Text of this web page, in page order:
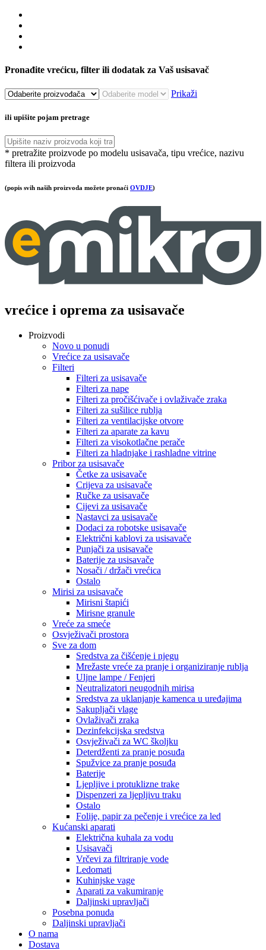
Pronađite vrećicu, filter ili dodatak za Vaš usisavač
Prikaži
ili upišite pojam pretrage
* pretražite proizvode po modelu usisavača, tipu vrećice, nazivu
filtera ili proizvoda
(popis svih naših proizvoda možete pronaći OVDJE)
vrećice i oprema za usisavače
Proizvodi
Novo u ponudi
Vrećice za usisavače
Filteri
Filteri za usisavače
Filteri za nape
Filteri za pročišćivače i ovlaživače zraka
Filteri za sušilice rublja
Filteri za ventilacijske otvore
Filteri za aparate za kavu
Filteri za visokotlačne perače
Filteri za hladnjake i rashladne vitrine
Pribor za usisavače
Četke za usisavače
Crijeva za usisavače
Ručke za usisavače
Cijevi za usisavače
Nastavci za usisavače
Dodaci za robotske usisavače
Električni kablovi za usisavače
Punjači za usisavače
Baterije za usisavače
Nosači / držači vrećica
Ostalo
Mirisi za usisavače
Mirisni štapići
Mirisne granule
Vreće za smeće
Osvježivači prostora
Sve za dom
Sredstva za čišćenje i njegu
Mrežaste vreće za pranje i organiziranje rublja
Uljne lampe / Fenjeri
Neutralizatori neugodnih mirisa
Sredstva za uklanjanje kamenca u uređajima
Sakupljači vlage
Ovlaživači zraka
Dezinfekcijska sredstva
Osvježivači za WC školjku
Deterdženti za pranje posuđa
Spužvice za pranje posuđa
Baterije
Ljepljive i protuklizne trake
Dispenzeri za ljepljivu traku
Ostalo
Folije, papir za pečenje i vrećice za led
Kućanski aparati
Električna kuhala za vodu
Usisavači
Vrčevi za filtriranje vode
Ledomati
Kuhinjske vage
Aparati za vakumiranje
Daljinski upravljači
Posebna ponuda
Daljinski upravljači
O nama
Dostava